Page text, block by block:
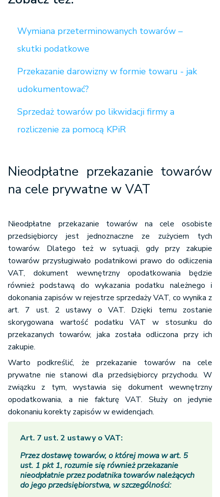
Wymiana przeterminowanych towarów –
skutki podatkowe
Przekazanie darowizny w formie towaru - jak
udokumentować?
Sprzedaż towarów po likwidacji firmy a
rozliczenie za pomocą KPiR
Nieodpłatne przekazanie towarów
na cele prywatne w VAT
Nieodpłatne przekazanie towarów na cele osobiste
przedsiębiorcy jest jednoznaczne ze zużyciem tych
towarów. Dlatego też w sytuacji, gdy przy zakupie
towarów przysługiwało podatnikowi prawo do odliczenia
VAT, dokument wewnętrzny opodatkowania będzie
również podstawą do wykazania podatku należnego i
dokonania zapisów w rejestrze sprzedaży VAT, co wynika z
art. 7 ust. 2 ustawy o VAT. Dzięki temu zostanie
skorygowana wartość podatku VAT w stosunku do
przekazanych towarów, jaka została odliczona przy ich
zakupie.
Warto podkreślić, że przekazanie towarów na cele
prywatne nie stanowi dla przedsiębiorcy przychodu. W
związku z tym, wystawia się dokument wewnętrzny
opodatkowania, a nie fakturę VAT. Służy on jedynie
dokonaniu korekty zapisów w ewidencjach.
Art. 7 ust. 2 ustawy o VAT:
Przez dostawę towarów, o której mowa w art. 5
ust. 1 pkt 1, rozumie się również przekazanie
nieodpłatnie przez podatnika towarów należących
do jego przedsiębiorstwa, w szczególności: